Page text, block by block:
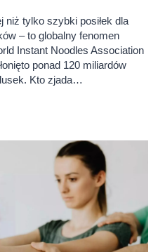
niż tylko szybki posiłek dla
– to globalny fenomen
Instant Noodles Association
ponad 120 miliardów
Kto zjada…